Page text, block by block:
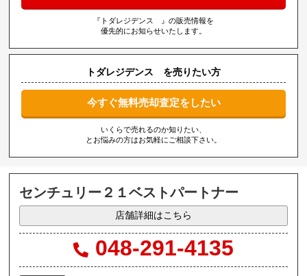
『トダレジデンス 』の販売情報を
優先的にお知らせいたします。
トダレジデンス を売りたい方
今すぐ無料売却査定をしたい
いくらで売れるのか知りたい、
とお悩みの方はお気軽にご相談下さい。
センチュリー２１ベストパートナー
店舗詳細はこちら
048-291-4135